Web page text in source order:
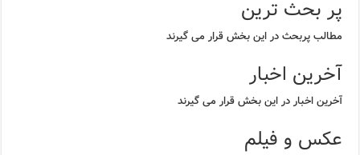
پر بحث ترین
مطالب پربحث در این بخش قرار می گیرند
آخرین اخبار
آخرین اخبار در این بخش قرار می گیرند
عکس و فیلم